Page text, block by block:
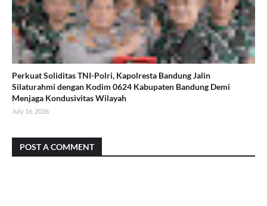
Perkuat Soliditas TNI-Polri, Kapolresta Bandung Jalin
Silaturahmi dengan Kodim 0624 Kabupaten Bandung Demi
Menjaga Kondusivitas Wilayah
July 16, 2026
POST A COMMENT